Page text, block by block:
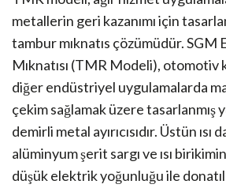
metallerin geri kazanımı için
tambur mıknatıs çözümüdür. SGM
Mıknatısı (TMR Modeli), otomotiv
diğer endüstriyel uygulamalarda
çekim sağlamak üzere tasarlanmış
demirli metal ayırıcısıdır. Üstün ısı
alüminyum şerit sargı ve ısı
düşük elektrik yoğunluğu ile